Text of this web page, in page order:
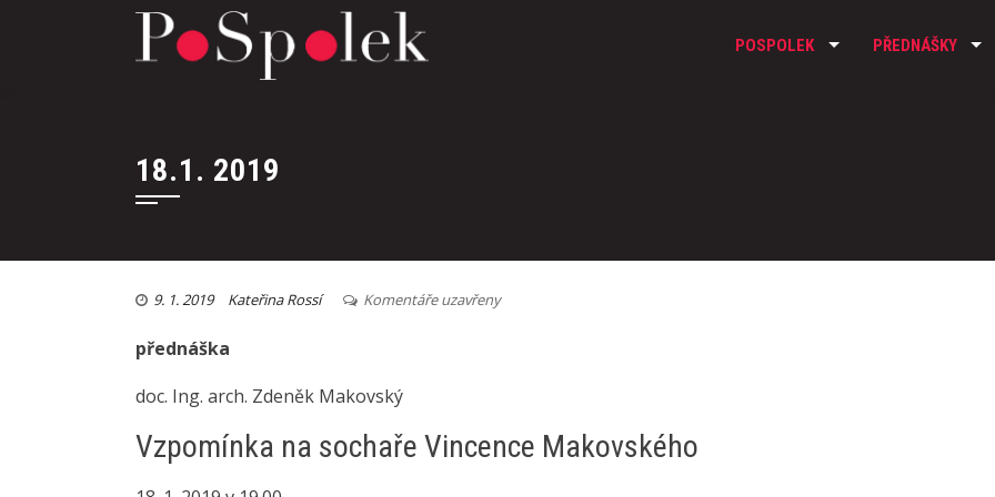
POSPOLEK PŘEDNÁŠKY
18.1. 2019
9. 1. 2019 Kateřina Rossí Komentáře uzavřeny
přednáška
doc. Ing. arch. Zdeněk Makovský
Vzpomínka na sochaře Vincence Makovského